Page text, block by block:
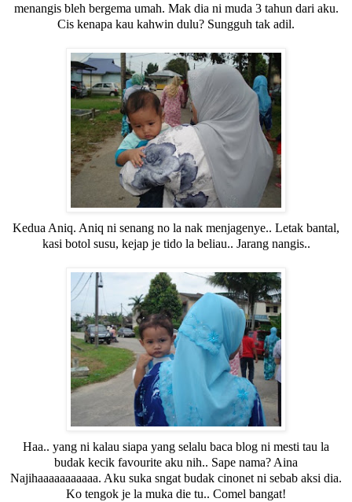
menangis bleh bergema umah. Mak dia ni muda 3 tahun dari aku.
Cis kenapa kau kahwin dulu? Sungguh tak adil.
Kedua Aniq. Aniq ni senang no la nak menjagenye.. Letak bantal,
kasi botol susu, kejap je tido la beliau.. Jarang nangis..
Haa.. yang ni kalau siapa yang selalu baca blog ni mesti tau la
budak kecik favourite aku nih.. Sape nama? Aina
Najihaaaaaaaaaaa. Aku suka sngat budak cinonet ni sebab aksi dia.
Ko tengok je la muka die tu.. Comel bangat!